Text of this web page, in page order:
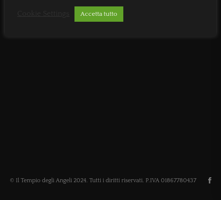
© Il Tempio degli Angeli 2024. Tutti i diritti riservati. P.IVA 01867780437
Accetta tutto